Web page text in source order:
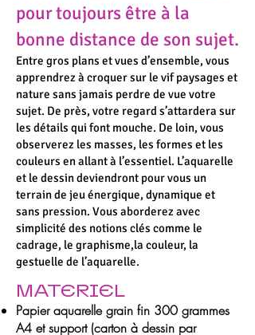
pour toujours être à la
bonne distance de son sujet.
​Entre gros plans et vues d’ensemble, vous
apprendrez à croquer sur le vif paysages et
nature sans jamais perdre de vue votre
sujet. De près, votre regard s’attardera sur
les détails qui font mouche. De loin, vous
observerez les masses, les formes et les
couleurs en allant à l’essentiel. L’aquarelle
et le dessin deviendront pour vous un
terrain de jeu énergique, dynamique et
sans pression. Vous aborderez avec
simplicité des notions clés comme le
cadrage, le graphisme,la couleur, la
gestuelle de l’aquarelle.
MATERIEL
Papier aquarelle grain fin 300 grammes
A4 et support (carton à dessin par